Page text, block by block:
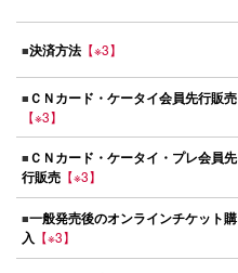
■決済方法 【※3】
■ＣＮカード・ケータイ会員先行販売
【※3】
■ＣＮカード・ケータイ・プレ会員先
行販売 【※3】
■一般発売後のオンラインチケット購
入 【※3】